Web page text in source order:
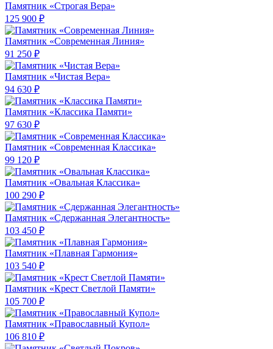
Памятник «Строгая Вера»
125 900 ₽
Памятник «Современная Линия»
91 250 ₽
Памятник «Чистая Вера»
94 630 ₽
Памятник «Классика Памяти»
97 630 ₽
Памятник «Современная Классика»
99 120 ₽
Памятник «Овальная Классика»
100 290 ₽
Памятник «Сдержанная Элегантность»
103 450 ₽
Памятник «Плавная Гармония»
103 540 ₽
Памятник «Крест Светлой Памяти»
105 700 ₽
Памятник «Православный Купол»
106 810 ₽